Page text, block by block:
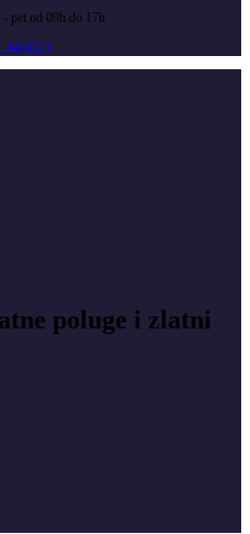
pet od 09h do 17h
4404521
poluge i zlatni